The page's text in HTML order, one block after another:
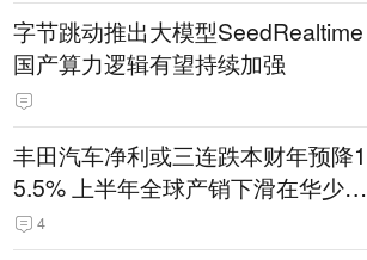
字节跳动推出大模型SeedRealtime
国产算力逻辑有望持续加强
丰田汽车净利或三连跌本财年预降1
5.5% 上半年全球产销下滑在华少卖
14.3万辆
4